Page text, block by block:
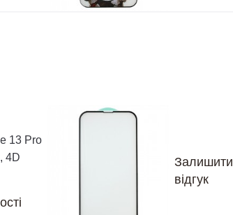
13 Pro
4D
Залишити
відгук